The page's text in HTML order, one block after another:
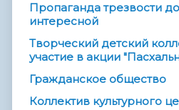
Пропаганда трезвости
интересной
Творческий детский
участие в акции
Гражданское общество
Коллектив культурного